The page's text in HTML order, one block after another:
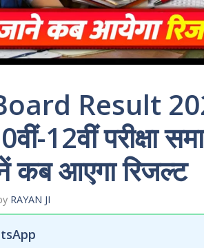
Result
12वीं परीक्षा
कब आएगा रिजल्ट
RAYAN JI